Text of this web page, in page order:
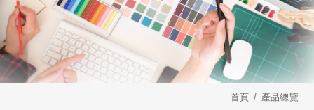
首頁 產品總覽